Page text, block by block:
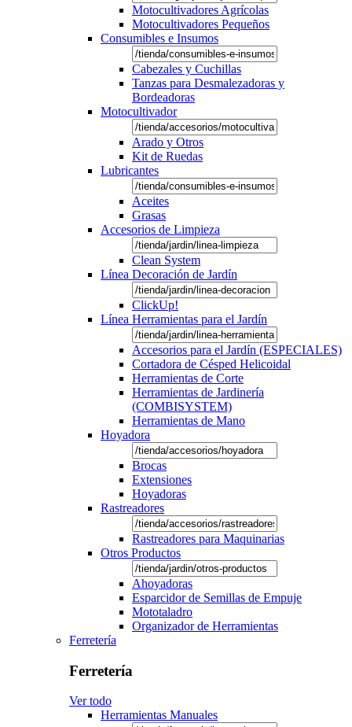
Motocultivadores Agrícolas
Motocultivadores Pequeños
Consumibles e Insumos
Cabezales y Cuchillas
Tanzas para Desmalezadoras y
Bordeadoras
Motocultivador
Arado y Otros
Kit de Ruedas
Lubricantes
Aceites
Grasas
Accesorios de Limpieza
Clean System
Línea Decoración de Jardín
ClickUp!
Línea Herramientas para el Jardín
Accesorios para el Jardín (ESPECIALES)
Cortadora de Césped Helicoidal
Herramientas de Corte
Herramientas de Jardinería
(COMBISYSTEM)
Herramientas de Mano
Hoyadora
Brocas
Extensiones
Hoyadoras
Rastreadores
Rastreadores para Maquinarias
Otros Productos
Ahoyadoras
Esparcidor de Semillas de Empuje
Mototaladro
Organizador de Herramientas
Ferretería
Ferretería
Ver todo
Herramientas Manuales